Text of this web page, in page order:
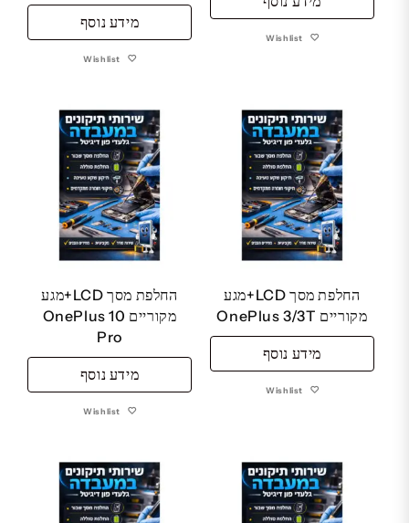
מידע נוסף
Wishlist
Wishlist
החלפת מסך LCD+מגע
מקוריים OnePlus 10
Pro
מידע נוסף
Wishlist
החלפת מסך LCD+מגע
מקוריים OnePlus 3/3T
מידע נוסף
Wishlist